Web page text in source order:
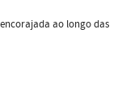
ao longo das